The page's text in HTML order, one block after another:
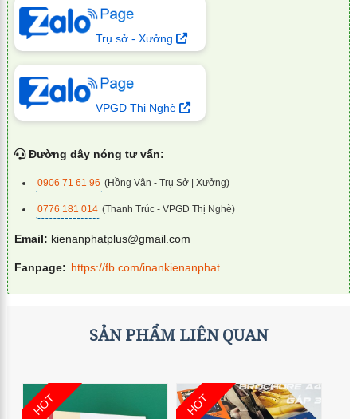
Trụ sở - Xưởng
VPGD Thị Nghè
Đường dây nóng tư vấn:
0906 71 61 96 (Hồng Vân - Trụ Sở | Xưởng)
0776 181 014 (Thanh Trúc - VPGD Thị Nghè)
Email: kienanphatplus@gmail.com
Fanpage: https://fb.com/inankienanphat
SẢN PHẨM LIÊN QUAN
HOT HOT